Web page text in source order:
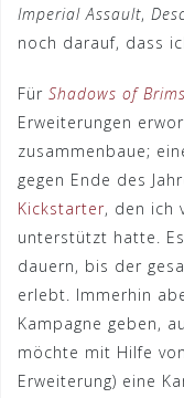
Imperial Assault,
noch darauf, dass
Für Shadows of
Erweiterungen
zusammenbaue;
gegen Ende des
Kickstarter, den ich
unterstützt hatte.
dauern, bis der
erlebt. Immerhin
Kampagne geben,
möchte mit Hilfe von
Erweiterung) eine